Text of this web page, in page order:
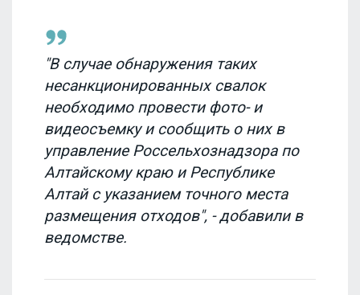
"В случае обнаружения таких
несанкционированных свалок
необходимо провести фото- и
видеосъемку и сообщить о них в
управление Россельхознадзора по
Алтайскому краю и Республике
Алтай с указанием точного места
размещения отходов", - добавили в
ведомстве.